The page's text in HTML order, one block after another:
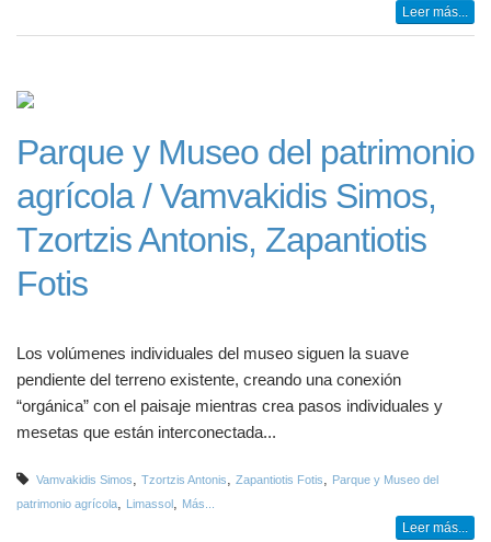
Leer más...
Parque y Museo del patrimonio
agrícola / Vamvakidis Simos,
Tzortzis Antonis, Zapantiotis
Fotis
Los volúmenes individuales del museo siguen la suave
pendiente del terreno existente, creando una conexión
“orgánica” con el paisaje mientras crea pasos individuales y
mesetas que están interconectada...
Vamvakidis Simos, Tzortzis Antonis, Zapantiotis Fotis, Parque y Museo del
patrimonio agrícola, Limassol , Más...
Leer más...